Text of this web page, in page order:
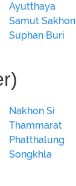
Ayutthaya
Samut Sakhon
Suphan Buri
Nakhon Si
Thammarat
Phatthalung
Songkhla